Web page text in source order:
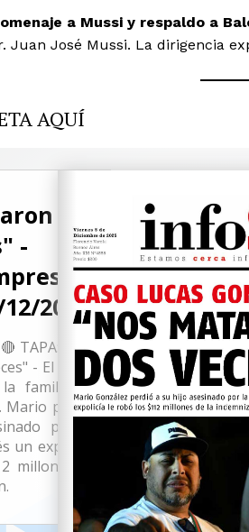
a Mussi y respaldo a
Juan José Mussi. La dirigencia
AQUÍ